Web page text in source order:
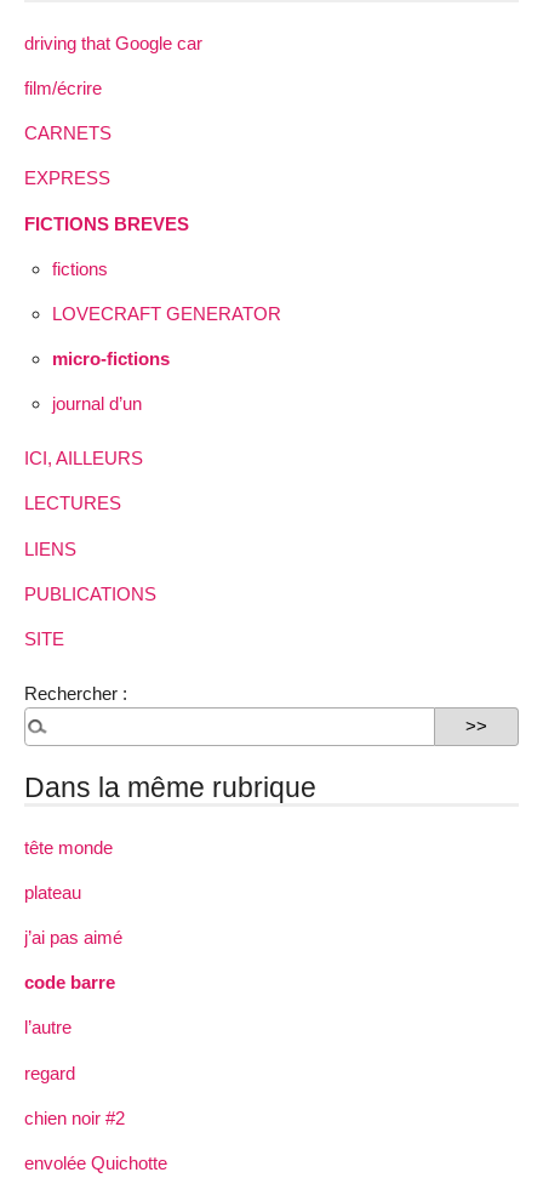
driving that Google car
film/écrire
CARNETS
EXPRESS
FICTIONS BREVES
fictions
LOVECRAFT GENERATOR
micro-fictions
journal d’un
ICI, AILLEURS
LECTURES
LIENS
PUBLICATIONS
SITE
Rechercher :
Dans la même rubrique
tête monde
plateau
j’ai pas aimé
code barre
l’autre
regard
chien noir #2
envolée Quichotte